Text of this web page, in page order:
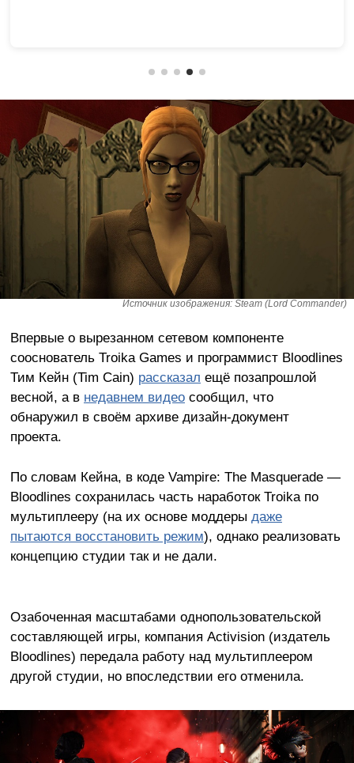
Источник изображения: Steam (Lord Commander)
Впервые о вырезанном сетевом компоненте
сооснователь Troika Games и программист Bloodlines
Тим Кейн (Tim Cain) рассказал ещё позапрошлой
весной, а в недавнем видеосообщил, что
обнаружил в своём архиве дизайн-документ
проекта.
По словам Кейна, в коде Vampire: The Masquerade —
Bloodlines сохранилась часть наработок Troika по
мультиплееру (на их основе моддеры даже
пытаются восстановить режим), однако реализовать
концепцию студии так и не дали.
Озабоченная масштабами однопользовательской
составляющей игры, компания Activision (издатель
Bloodlines) передала работу над мультиплеером
другой студии, но впоследствии его отменила.